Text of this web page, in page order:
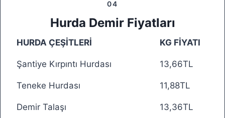
04
Hurda Demir Fiyatları
HURDA ÇEŞİTLERİ KG FİYATI
Şantiye Kırpıntı Hurdası 13,66TL
Teneke Hurdası 11,88TL
Demir Talaşı 13,36TL